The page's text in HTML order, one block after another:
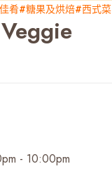
肴#糖果及烘焙#西式菜
- 10:00pm